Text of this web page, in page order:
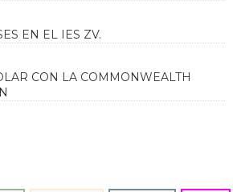
EN EL IES ZV.
CON LA COMMONWEALTH